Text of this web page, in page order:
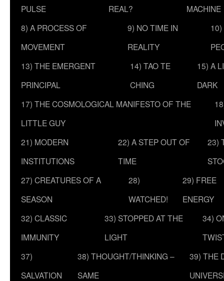
PULSE
REAL?
MACHINE
8) A PROCESS OF
MOVEMENT
9) NO TIME IN
REALITY
13) THE EMERGENT
PRINCIPAL
14) TAO TE
CHING
15) A
DARK
17) THE COSMOLOGICAL MANIFESTO OF THE
LITTLE GUY
21) MODERN
INSTITUTIONS
22) A STEP OUT OF
TIME
23)
27) CREATURES OF A
SEASON
28)
WATCHED!
29) FREE
ENERGY
32) CLASSIC
IMMUNITY
33) STOPPED AT THE
LIGHT
34)
37)
SALVATION
38) THOUGHT/THINKING –
SAME
39) THE